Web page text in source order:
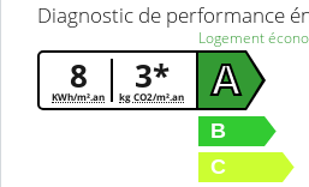
Diagnostic de performance
8
KWh/m².an 3*
kg CO2/m².an
Logement
A
B
C